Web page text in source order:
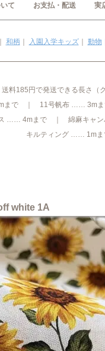
て お支払・配送 実
和柄 入園入学キッズ｜ 動物
送料185円で発送できる長さ（
まで ｜ 11号帆布 …… 3m
ス …… 4mまで ｜ 綿麻キャ
キルティング …… 1m
white 1A